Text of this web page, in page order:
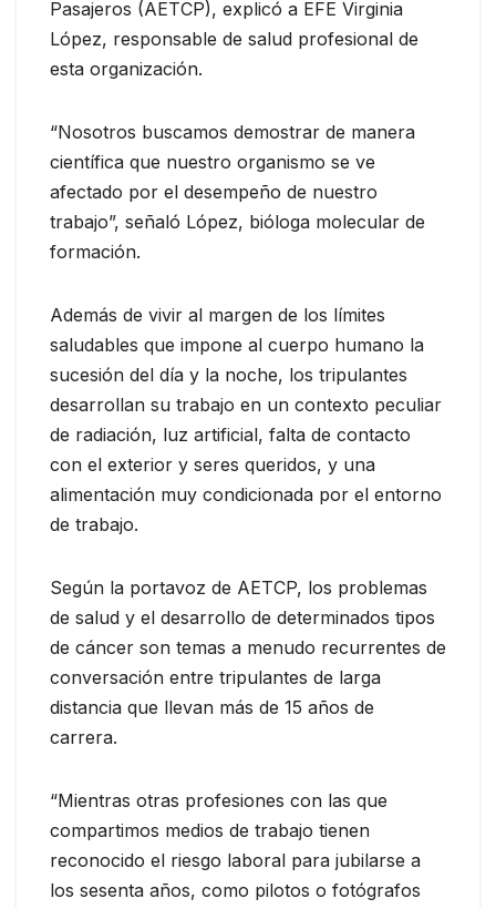
Pasajeros (AETCP), explicó a EFE Virginia
López, responsable de salud profesional de
esta organización.
“Nosotros buscamos demostrar de manera
científica que nuestro organismo se ve
afectado por el desempeño de nuestro
trabajo”, señaló López, bióloga molecular de
formación.
Además de vivir al margen de los límites
saludables que impone al cuerpo humano la
sucesión del día y la noche, los tripulantes
desarrollan su trabajo en un contexto peculiar
de radiación, luz artificial, falta de contacto
con el exterior y seres queridos, y una
alimentación muy condicionada por el entorno
de trabajo.
Según la portavoz de AETCP, los problemas
de salud y el desarrollo de determinados tipos
de cáncer son temas a menudo recurrentes de
conversación entre tripulantes de larga
distancia que llevan más de 15 años de
carrera.
“Mientras otras profesiones con las que
compartimos medios de trabajo tienen
reconocido el riesgo laboral para jubilarse a
los sesenta años, como pilotos o fotógrafos